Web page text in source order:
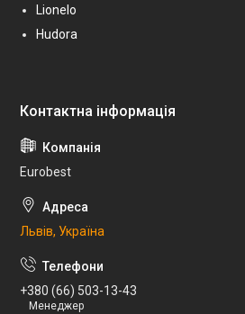
Lionelo
Hudora
Eurobest
Львів, Україна
+380 (66) 503-13-43
Менеджер